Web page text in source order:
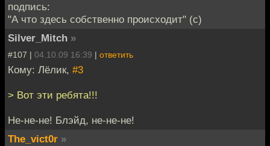
подпись:
"А что здесь собственно происходит" (с)
Silver_Mitch »
#107 | 04.10.09 16:39 | ответить
Кому: Лёлик, #3
> Вот эти ребята!!!
Не-не-не! Блэйд, не-не-не!
The_vict0r »